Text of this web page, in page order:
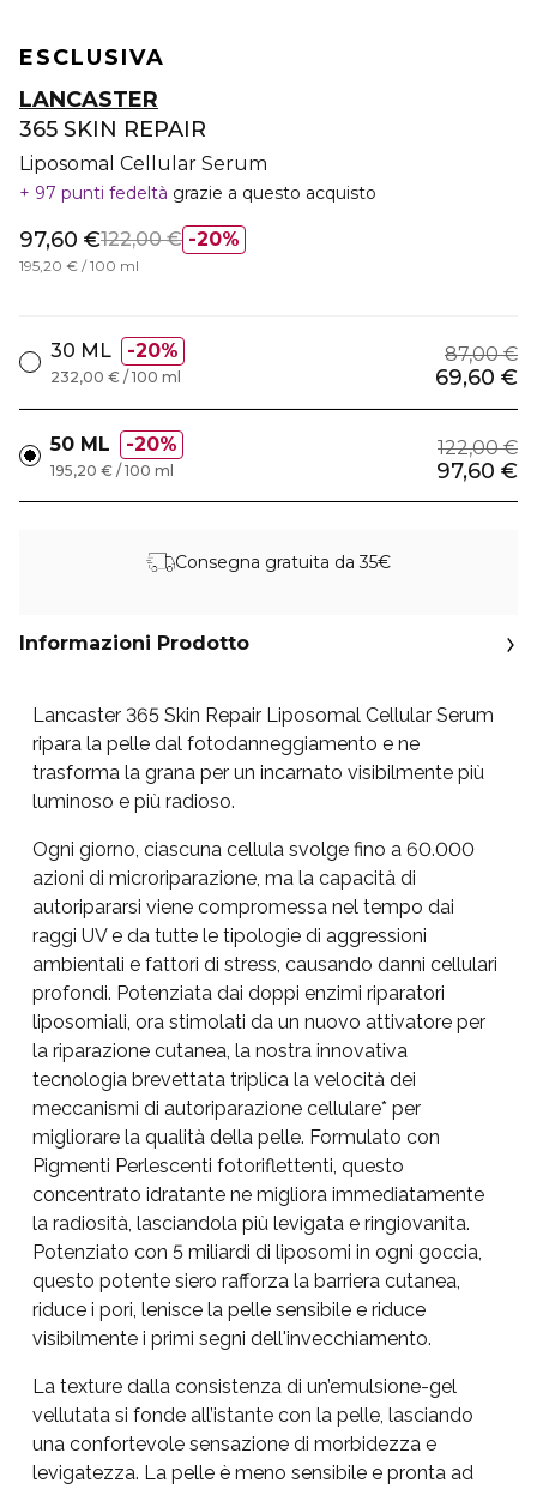
ESCLUSIVA
LANCASTER
365 SKIN REPAIR
Liposomal Cellular Serum
97 punti fedeltà grazie a questo acquisto
20%
97,60 €122,00 €
195,20 € / 100 ml
30 ML 20% 87,00 €
69,60 €
232,00 € / 100 ml
50 ML 20% 122,00 €
97,60 €
195,20 € / 100 ml
Consegna gratuita da 35€
Informazioni Prodotto
Lancaster 365 Skin Repair Liposomal Cellular Serum
ripara la pelle dal fotodanneggiamento e ne
trasforma la grana per un incarnato visibilmente più
luminoso e più radioso.
Ogni giorno, ciascuna cellula svolge fino a 60.000
azioni di microriparazione, ma la capacità di
autoripararsi viene compromessa nel tempo dai
raggi UV e da tutte le tipologie di aggressioni
ambientali e fattori di stress, causando danni cellulari
profondi. Potenziata dai doppi enzimi riparatori
liposomiali, ora stimolati da un nuovo attivatore per
la riparazione cutanea, la nostra innovativa
tecnologia brevettata triplica la velocità dei
meccanismi di autoriparazione cellulare* per
migliorare la qualità della pelle. Formulato con
Pigmenti Perlescenti fotoriflettenti, questo
concentrato idratante ne migliora immediatamente
la radiosità, lasciandola più levigata e ringiovanita.
Potenziato con 5 miliardi di liposomi in ogni goccia,
questo potente siero rafforza la barriera cutanea,
riduce i pori, lenisce la pelle sensibile e riduce
visibilmente i primi segni dell'invecchiamento.
La texture dalla consistenza di un’emulsione-gel
vellutata si fonde all’istante con la pelle, lasciando
una confortevole sensazione di morbidezza e
levigatezza. La pelle è meno sensibile e pronta ad